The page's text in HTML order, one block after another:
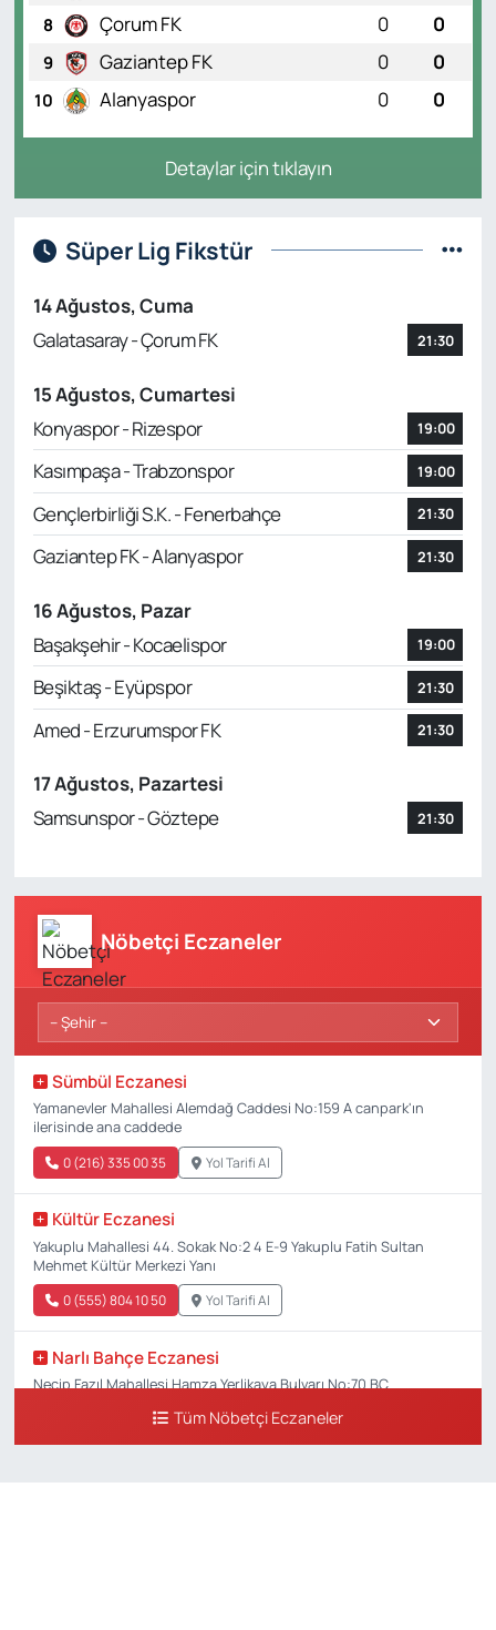
8 Çorum FK 0 0
9 Gaziantep FK 0 0
10 Alanyaspor 0 0
Detaylar için tıklayın
Süper Lig Fikstür
14 Ağustos, Cuma
Galatasaray - Çorum FK
21:30
15 Ağustos, Cumartesi
Konyaspor - Rizespor
19:00
Kasımpaşa - Trabzonspor 19:00
Gençlerbirliği S.K. - Fenerbahçe 21:30
Gaziantep FK - Alanyaspor 21:30
16 Ağustos, Pazar
Başakşehir - Kocaelispor
19:00
Beşiktaş - Eyüpspor 21:30
Amed - Erzurumspor FK 21:30
17 Ağustos, Pazartesi
Samsunspor - Göztepe
21:30
Nöbetçi Eczaneler
Sümbül Eczanesi
Yamanevler Mahallesi Alemdağ Caddesi No:159 A canpark'ın
ilerisinde ana caddede
0 (216) 335 00 35 Yol Tarifi Al
Kültür Eczanesi
Yakuplu Mahallesi 44. Sokak No:2 4 E-9 Yakuplu Fatih Sultan
Mehmet Kültür Merkezi Yanı
0 (555) 804 10 50 Yol Tarifi Al
Narlı Bahçe Eczanesi
Necip Fazıl Mahallesi Hamza Yerlikaya Bulvarı No:70 BC
0 (216) 784 50 77 Yol Tarifi Al
Tüm Nöbetçi Eczaneler